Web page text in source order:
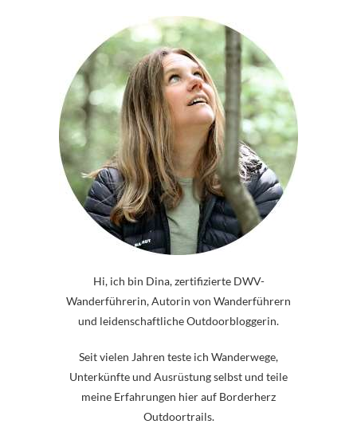
Hi, ich bin Dina, zertifizierte DWV-
Wanderführerin, Autorin von Wanderführern
und leidenschaftliche Outdoorbloggerin.
Seit vielen Jahren teste ich Wanderwege,
Unterkünfte und Ausrüstung selbst und teile
meine Erfahrungen hier auf Borderherz
Outdoortrails.